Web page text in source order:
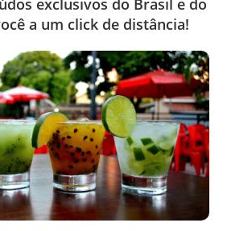
exclusivos do Brasil e do
a um click de distância!